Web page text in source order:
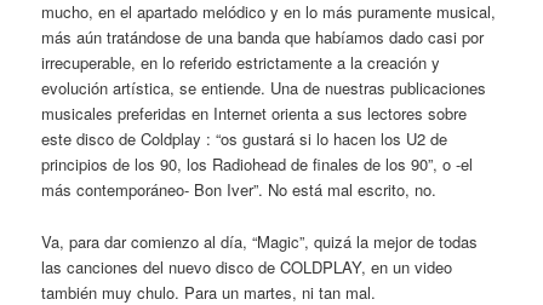
mucho, en el apartado melódico y en lo más puramente musical,
más aún tratándose de una banda que habíamos dado casi por
irrecuperable, en lo referido estrictamente a la creación y
evolución artística, se entiende. Una de nuestras publicaciones
musicales preferidas en Internet orienta a sus lectores sobre
este disco de Coldplay : “os gustará si lo hacen los U2 de
principios de los 90, los Radiohead de finales de los 90”, o -el
más contemporáneo- Bon Iver”. No está mal escrito, no.
Va, para dar comienzo al día, “Magic”, quizá la mejor de todas
las canciones del nuevo disco de COLDPLAY, en un video
también muy chulo. Para un martes, ni tan mal.